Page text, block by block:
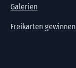
Galerien
Freikarten gewinnen